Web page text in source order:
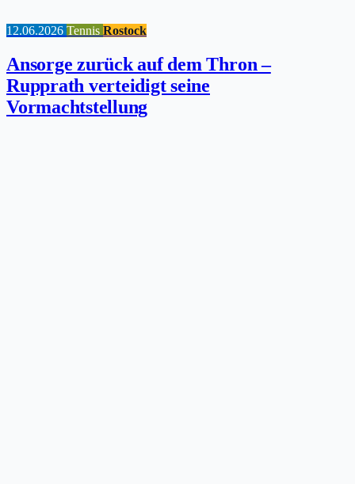
12.06.2026 Tennis Rostock
Ansorge zurück auf dem Thron –
Rupprath verteidigt seine
Vormachtstellung